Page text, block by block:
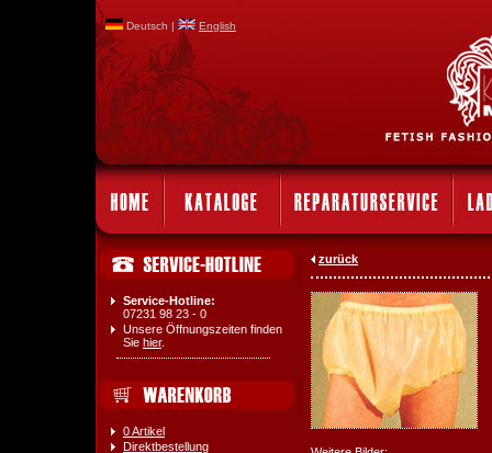
Deutsch | English
Service-Hotline:
07231 98 23 - 0
Unsere Öffnungszeiten finden
Sie hier.
0 Artikel
Direktbestellung
zurück